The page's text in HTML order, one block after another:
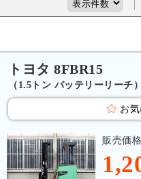
トヨタ 8FBR15
（1.5トン バッテリーリーチ）
お
販売価